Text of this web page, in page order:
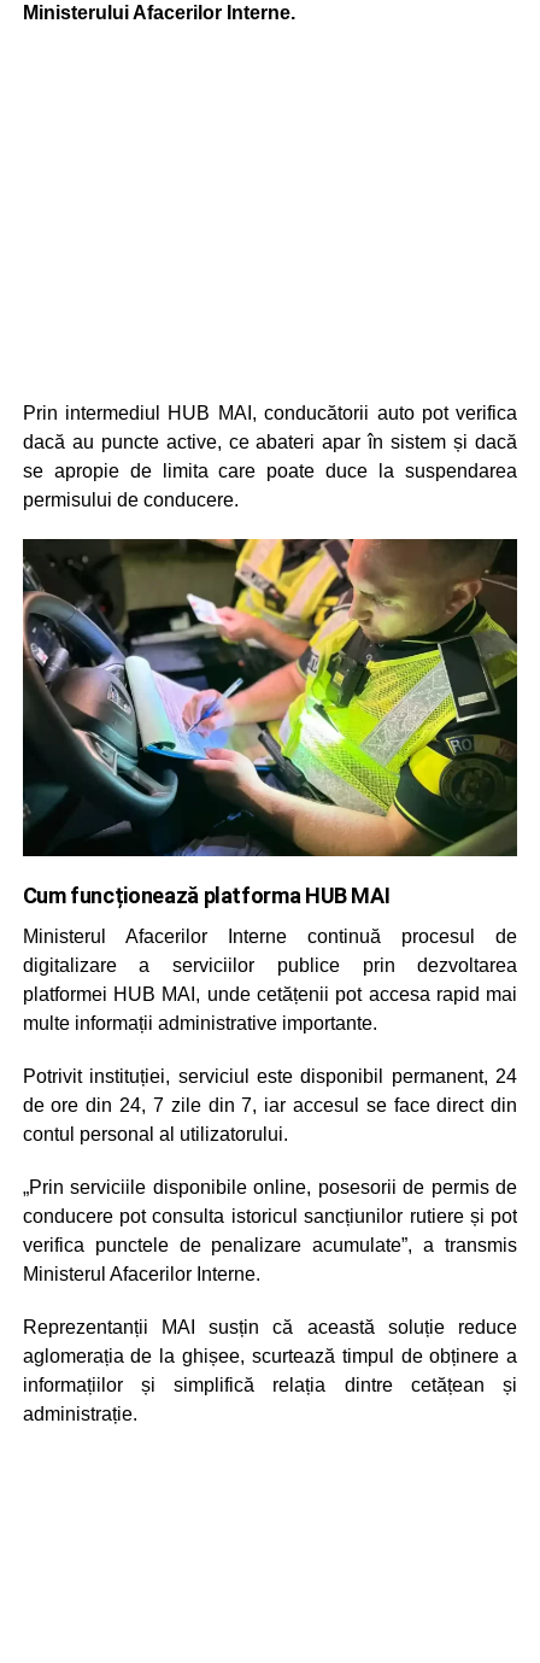
Ministerului Afacerilor Interne.
Prin intermediul HUB MAI, conducătorii auto pot verifica
dacă au puncte active, ce abateri apar în sistem și dacă
se apropie de limita care poate duce la suspendarea
permisului de conducere.
Cum funcționează platforma HUB MAI
Ministerul Afacerilor Interne continuă procesul de
digitalizare a serviciilor publice prin dezvoltarea
platformei HUB MAI, unde cetățenii pot accesa rapid mai
multe informații administrative importante.
Potrivit instituției, serviciul este disponibil permanent, 24
de ore din 24, 7 zile din 7, iar accesul se face direct din
contul personal al utilizatorului.
„Prin serviciile disponibile online, posesorii de permis de
conducere pot consulta istoricul sancțiunilor rutiere și pot
verifica punctele de penalizare acumulate”, a transmis
Ministerul Afacerilor Interne.
Reprezentanții MAI susțin că această soluție reduce
aglomerația de la ghișee, scurtează timpul de obținere a
informațiilor și simplifică relația dintre cetățean și
administrație.